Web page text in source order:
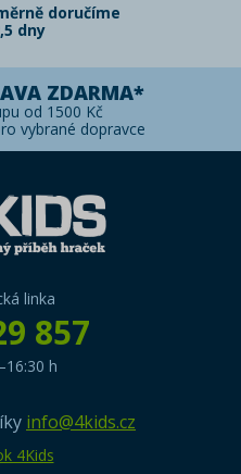
doručíme
dny
ZDARMA*
od 1500 Kč
vybrané dopravce
linka
857
h
info@4kids.cz
4Kids